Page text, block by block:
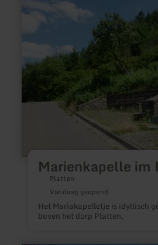
Marienkapelle im
Platten
Vandaag geopend
Het Mariakapelletje is idyllisch
boven het dorp Platten.
Marienkapelle
im
Weinberg